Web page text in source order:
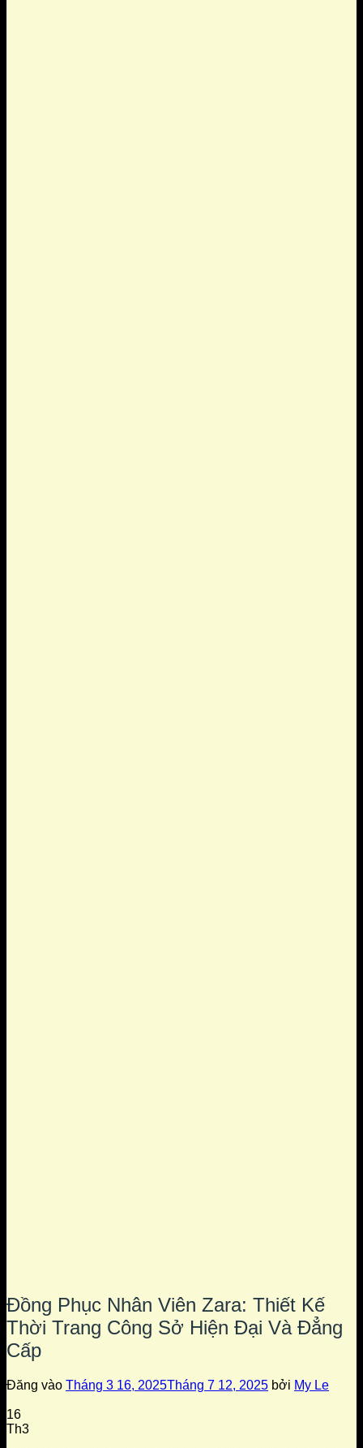
Đồng Phục Nhân Viên Zara: Thiết Kế
Thời Trang Công Sở Hiện Đại Và Đẳng
Cấp
Đăng vào Tháng 3 16, 2025Tháng 7 12, 2025 bởi My Le
16
Th3